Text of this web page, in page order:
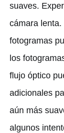
suaves.
cámara
fotogramas
los
flujo óptico
adicionales
aún más
algunos